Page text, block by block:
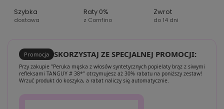
Szybka
dostawa
Raty 0%
z Comfino
Zwrot
do 14 dni
Promocja SKORZYSTAJ ZE SPECJALNEJ PROMOCJI:
Przy zakupie "Peruka męska z włosów syntetycznych popielaty brąz z siwymi
refleksami TANGUY # 38*" otrzymujesz aż 30% rabatu na poniższy zestaw!
Wrzuć produkt do koszyka, a rabat naliczy się automatycznie.